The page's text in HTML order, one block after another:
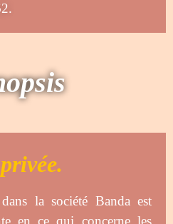
la société Banda est